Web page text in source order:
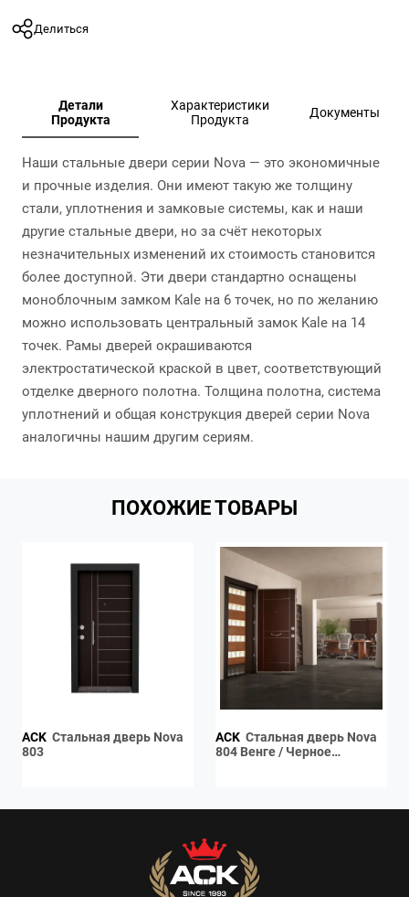
Делиться
Детали
Продукта
Характеристики
Продукта
Документы
Наши стальные двери серии Nova — это экономичные
и прочные изделия. Они имеют такую же толщину
стали, уплотнения и замковые системы, как и наши
другие стальные двери, но за счёт некоторых
незначительных изменений их стоимость становится
более доступной. Эти двери стандартно оснащены
моноблочным замком Kale на 6 точек, но по желанию
можно использовать центральный замок Kale на 14
точек. Рамы дверей окрашиваются
электростатической краской в цвет, соответствующий
отделке дверного полотна. Толщина полотна, система
уплотнений и общая конструкция дверей серии Nova
аналогичны нашим другим сериям.
ПОХОЖИЕ ТОВАРЫ
ACK
803
ACK
804 Венге / Черное